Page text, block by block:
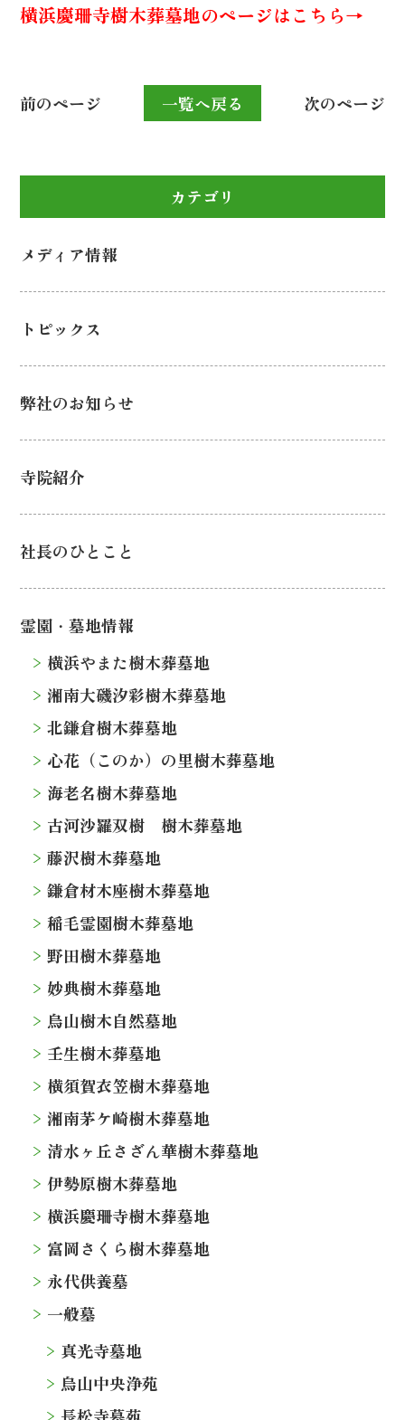
横浜慶珊寺樹木葬墓地のページはこちら→
前のページ 一覧へ戻る 次のページ
カテゴリ
メディア情報
トピックス
弊社のお知らせ
寺院紹介
社長のひとこと
霊園・墓地情報
横浜やまた樹木葬墓地
湘南大磯汐彩樹木葬墓地
北鎌倉樹木葬墓地
心花（このか）の里樹木葬墓地
海老名樹木葬墓地
古河沙羅双樹 樹木葬墓地
藤沢樹木葬墓地
鎌倉材木座樹木葬墓地
稲毛霊園樹木葬墓地
野田樹木葬墓地
妙典樹木葬墓地
烏山樹木自然墓地
壬生樹木葬墓地
横須賀衣笠樹木葬墓地
湘南茅ケ崎樹木葬墓地
清水ヶ丘さざん華樹木葬墓地
伊勢原樹木葬墓地
横浜慶珊寺樹木葬墓地
富岡さくら樹木葬墓地
永代供養墓
一般墓
真光寺墓地
烏山中央浄苑